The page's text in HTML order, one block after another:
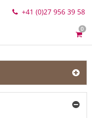
+41 (0)27 956 39 58
0